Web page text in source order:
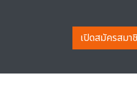
เปิดสมัครสมา